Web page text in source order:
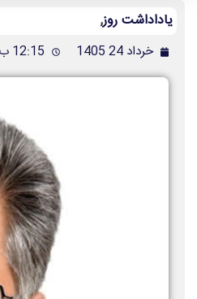
یاداداشت روز,
خرداد 24 1405 12:15 ب.ظ